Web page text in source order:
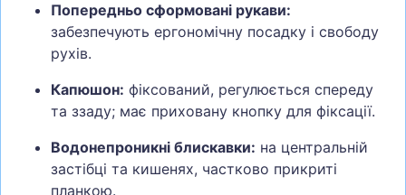
Попередньо сформовані рукави:
забезпечують ергономічну посадку і свободу
рухів.
Капюшон: фіксований, регулюється спереду
та ззаду; має приховану кнопку для фіксації.
Водонепроникні блискавки: на центральній
застібці та кишенях, частково прикриті
планкою.